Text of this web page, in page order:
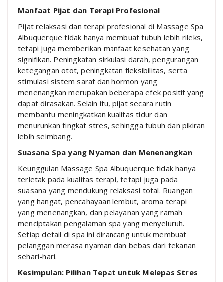
Manfaat Pijat dan Terapi Profesional
Pijat relaksasi dan terapi profesional di Massage Spa
Albuquerque tidak hanya membuat tubuh lebih rileks,
tetapi juga memberikan manfaat kesehatan yang
signifikan. Peningkatan sirkulasi darah, pengurangan
ketegangan otot, peningkatan fleksibilitas, serta
stimulasi sistem saraf dan hormon yang
menenangkan merupakan beberapa efek positif yang
dapat dirasakan. Selain itu, pijat secara rutin
membantu meningkatkan kualitas tidur dan
menurunkan tingkat stres, sehingga tubuh dan pikiran
lebih seimbang.
Suasana Spa yang Nyaman dan Menenangkan
Keunggulan Massage Spa Albuquerque tidak hanya
terletak pada kualitas terapi, tetapi juga pada
suasana yang mendukung relaksasi total. Ruangan
yang hangat, pencahayaan lembut, aroma terapi
yang menenangkan, dan pelayanan yang ramah
menciptakan pengalaman spa yang menyeluruh.
Setiap detail di spa ini dirancang untuk membuat
pelanggan merasa nyaman dan bebas dari tekanan
sehari-hari.
Kesimpulan: Pilihan Tepat untuk Melepas Stres